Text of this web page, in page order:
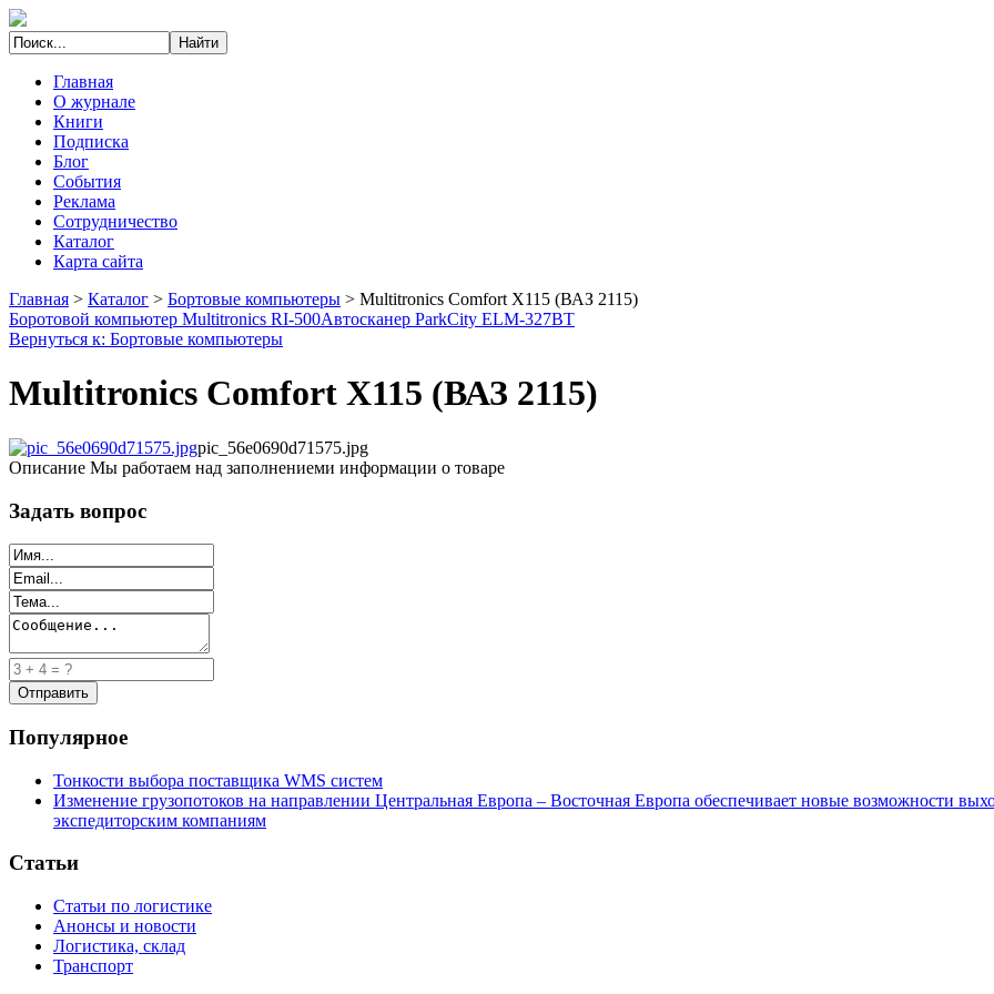
Главная
О журнале
Книги
Подписка
Блог
События
Реклама
Сотрудничество
Каталог
Карта сайта
Главная > Каталог > Бортовые компьютеры > Multitronics Comfort X115 (ВАЗ 2115)
Боротовой компьютер Multitronics RI-500Автосканер ParkCity ELM-327BT
Вернуться к: Бортовые компьютеры
Multitronics Comfort X115 (ВАЗ 2115)
pic_56e0690d71575.jpg
Описание Мы работаем над заполнениеми информации о товаре
Задать вопрос
Популярное
Тонкости выбора поставщика WMS систем
Изменение грузопотоков на направлении Центральная Европа – Восточная Европа обеспечивает новые возможности
экспедиторским компаниям
Статьи
Статьи по логистике
Анонсы и новости
Логистика, склад
Транспорт